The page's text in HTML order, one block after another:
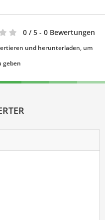
0 / 5 - 0 Bewertungen
und herunterladen, um
geben